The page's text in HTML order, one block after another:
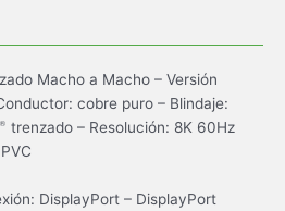
Macho a Macho – Versión
cobre puro – Blindaje:
trenzado – Resolución: 8K 60Hz
DisplayPort – DisplayPort